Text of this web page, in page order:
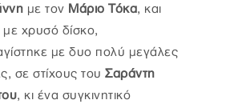
με τον Μάριο Τόκα, και
με χρυσό δίσκο,
με δυο πολύ μεγάλες
σε στίχους του Σαράντη
, κι ένα συγκινητικό